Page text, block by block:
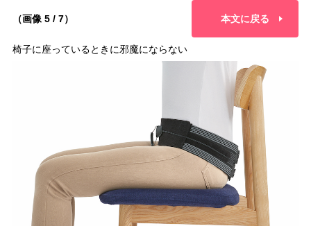
（画像 5 / 7） 本文に戻る
椅子に座っているときに邪魔にならない